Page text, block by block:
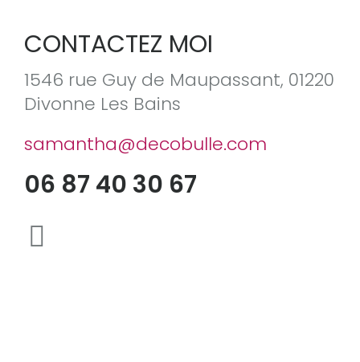
CONTACTEZ MOI
1546 rue Guy de Maupassant, 01220
Divonne Les Bains
samantha@decobulle.com
06 87 40 30 67